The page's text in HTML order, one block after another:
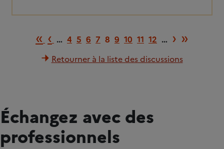
Première page
« Page précédente
‹ … 4 5 6 7 8 9 10 11 12 … Page
› »
Retourner à la liste des discussions
Échangez avec des
professionnels